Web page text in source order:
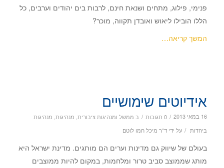
פנימי, פילוג, מתחים ושנאת חינם, לרבות בים יהודים וערבים, כל
הללו הובילו ליאוש ואובדן תקווה, מוכר?
המשך קריאה…
אידיוטים שימושיים
16 במאי 2013 / 0 תגובות / ב ממשל ומנהיגות ציבורית, מנהיגות, מנהיגות
ביהדות / על ידיד"ר מיכל חמו לוטם
בעולם של שיווק גם מדינות וערים הם מותגים. מדינת ישראל היא
מותג שממוצב סביב טרור ומלחמות, במקום להיות ממוצבים